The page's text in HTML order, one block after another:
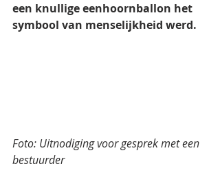
een knullige eenhoornballon het
symbool van menselijkheid werd.
Foto: Uitnodiging voor gesprek met een
bestuurder